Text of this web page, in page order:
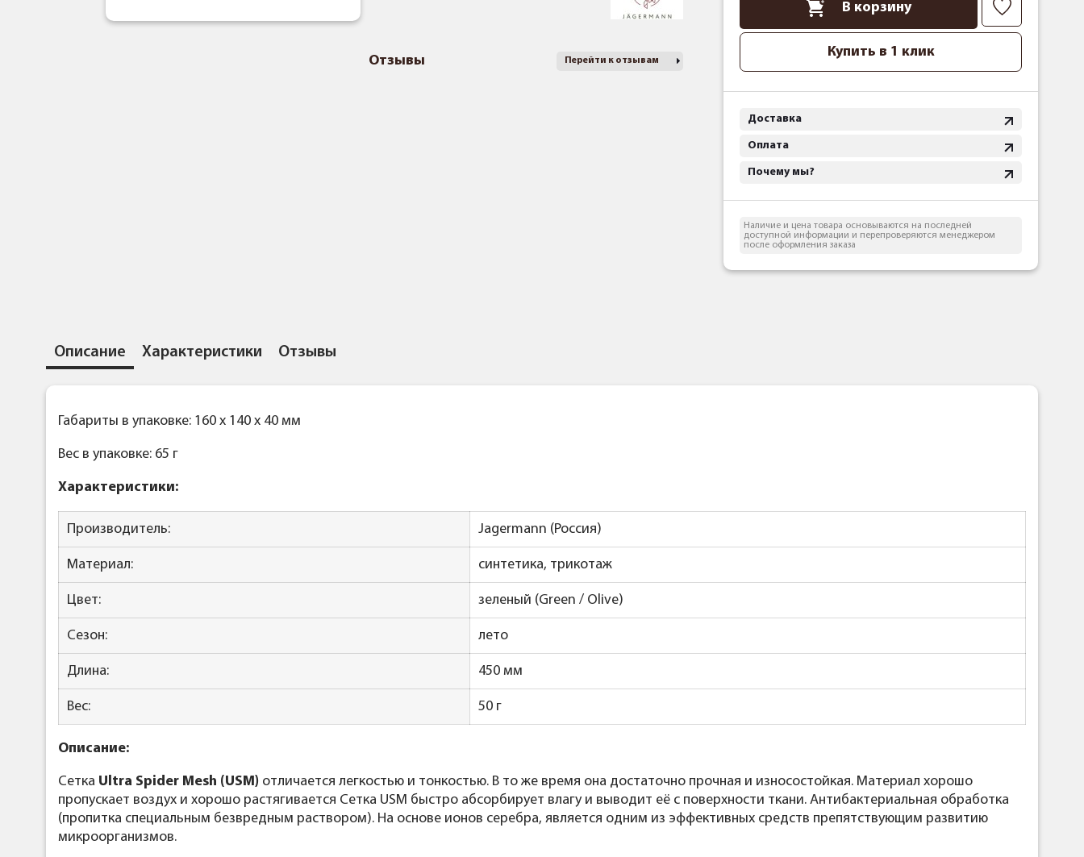
Отзывы Перейти к отзывам
В корзину
Купить в 1 клик
Доставка
Оплата
Почему мы?
Наличие и цена товара основываются на последней
доступной информации и перепроверяются менеджером
после оформления заказа
Описание Характеристики Отзывы
Габариты в упаковке: 160 x 140 x 40 мм
Вес в упаковке: 65 г
Характеристики:
Производитель: Jagermann (Россия)
Материал: синтетика, трикотаж
Цвет: зеленый (Green / Olive)
Сезон: лето
Длина: 450 мм
Вес: 50 г
Описание:
Сетка Ultra Spider Mesh (USM) отличается легкостью и тонкостью. В то же время она достаточно прочная и износостойкая. Материал хорошо
пропускает воздух и хорошо растягивается Сетка USM быстро абсорбирует влагу и выводит её с поверхности ткани. Антибактериальная обработка
(пропитка специальным безвредным раствором). На основе ионов серебра, является одним из эффективных средств препятствующим развитию
микроорганизмов.